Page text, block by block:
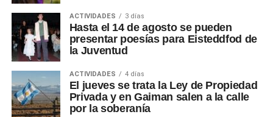
ACTIVIDADES 3 días
Hasta el 14 de agosto se pueden
presentar poesías para Eisteddfod de
la Juventud
ACTIVIDADES 4 días
El jueves se trata la Ley de Propiedad
Privada y en Gaiman salen a la calle
por la soberanía